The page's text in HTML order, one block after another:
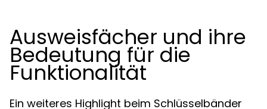
Ausweisfächer und ihre
Bedeutung für die
Funktionalität
Ein weiteres Highlight beim Schlüsselbänder